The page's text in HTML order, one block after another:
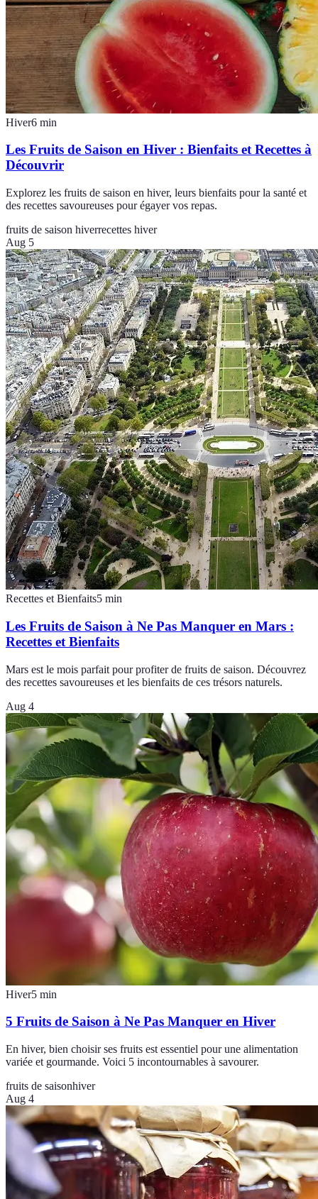
Hiver6 min
Les Fruits de Saison en Hiver : Bienfaits et Recettes à
Découvrir
Explorez les fruits de saison en hiver, leurs bienfaits pour la santé et
des recettes savoureuses pour égayer vos repas.
fruits de saison hiverrecettes hiver
Aug 5
Recettes et Bienfaits5 min
Les Fruits de Saison à Ne Pas Manquer en Mars :
Recettes et Bienfaits
Mars est le mois parfait pour profiter de fruits de saison. Découvrez
des recettes savoureuses et les bienfaits de ces trésors naturels.
Aug 4
Hiver5 min
5 Fruits de Saison à Ne Pas Manquer en Hiver
En hiver, bien choisir ses fruits est essentiel pour une alimentation
variée et gourmande. Voici 5 incontournables à savourer.
fruits de saisonhiver
Aug 4